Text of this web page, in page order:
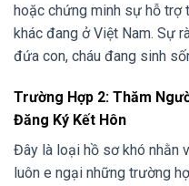
hoặc chứng minh sự hỗ trợ
khác đang ở Việt Nam. Sự
đứa con, cháu đang sinh
Trường Hợp 2: Thăm
Đăng Ký Kết Hôn
Đây là loại hồ sơ khó nhằn
luôn e ngại những trường